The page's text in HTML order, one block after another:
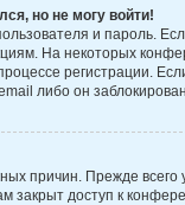
но не могу войти!
и пароль.
На некоторых
регистрации.
либо он
причин. Прежде
закрыт доступ к